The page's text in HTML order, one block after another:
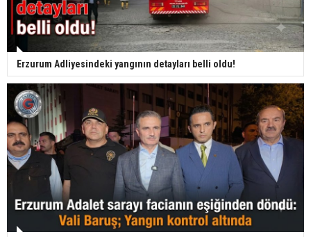
Erzurum Adliyesindeki yangının detayları belli oldu!